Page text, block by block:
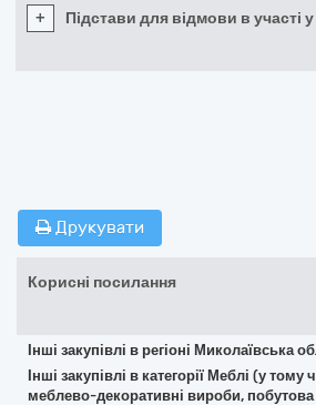
+ Підстави для відмови в участі
Друкувати
Корисні посилання
Інші закупівлі в регіоні Миколаївська
Інші закупівлі в категорії Меблі (у тому
меблево-декоративні вироби, побутова